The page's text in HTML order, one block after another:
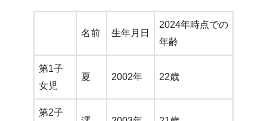
名前 生年月日
2024年時点での
年齢
第1子
女児
夏 2002年 22歳
第2子